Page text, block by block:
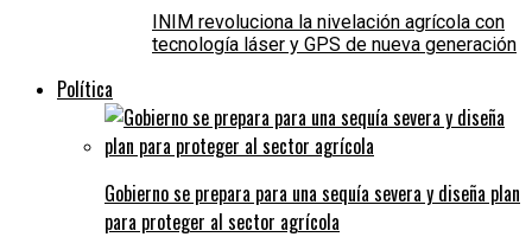
INIM revoluciona la nivelación agrícola con
tecnología láser y GPS de nueva generación
Política
Gobierno se prepara para una sequía severa y diseña plan
para proteger al sector agrícola